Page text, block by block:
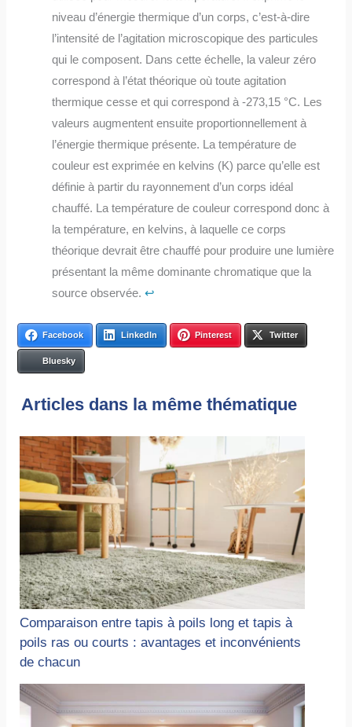
niveau d’énergie thermique d’un corps, c’est-à-dire
l’intensité de l’agitation microscopique des particules
qui le composent. Dans cette échelle, la valeur zéro
correspond à l’état théorique où toute agitation
thermique cesse et qui correspond à -273,15 °C. Les
valeurs augmentent ensuite proportionnellement à
l’énergie thermique présente. La température de
couleur est exprimée en kelvins (K) parce qu’elle est
définie à partir du rayonnement d’un corps idéal
chauffé. La température de couleur correspond donc à
la température, en kelvins, à laquelle ce corps
théorique devrait être chauffé pour produire une lumière
présentant la même dominante chromatique que la
source observée.↩︎
Facebook LinkedIn Pinterest Twitter
Bluesky
Articles dans la même thématique
Comparaison entre tapis à poils long et tapis à
poils ras ou courts : avantages et inconvénients
de chacun